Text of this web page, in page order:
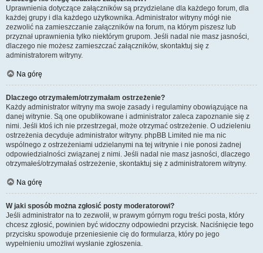
Uprawnienia dotyczące załączników są przydzielane dla każdego forum, dla
każdej grupy i dla każdego użytkownika. Administrator witryny mógł nie
zezwolić na zamieszczanie załączników na forum, na którym piszesz lub
przyznał uprawnienia tylko niektórym grupom. Jeśli nadal nie masz jasności,
dlaczego nie możesz zamieszczać załączników, skontaktuj się z
administratorem witryny.
Na górę
Dlaczego otrzymałem/otrzymałam ostrzeżenie?
Każdy administrator witryny ma swoje zasady i regulaminy obowiązujące na
danej witrynie. Są one opublikowane i administrator zaleca zapoznanie się z
nimi. Jeśli ktoś ich nie przestrzegał, może otrzymać ostrzeżenie. O udzieleniu
ostrzeżenia decyduje administrator witryny. phpBB Limited nie ma nic
wspólnego z ostrzeżeniami udzielanymi na tej witrynie i nie ponosi żadnej
odpowiedzialności związanej z nimi. Jeśli nadal nie masz jasności, dlaczego
otrzymałeś/otrzymałaś ostrzeżenie, skontaktuj się z administratorem witryny.
Na górę
W jaki sposób można zgłosić posty moderatorowi?
Jeśli administrator na to zezwolił, w prawym górnym rogu treści posta, który
chcesz zgłosić, powinien być widoczny odpowiedni przycisk. Naciśnięcie tego
przycisku spowoduje przeniesienie cię do formularza, który po jego
wypełnieniu umożliwi wysłanie zgłoszenia.